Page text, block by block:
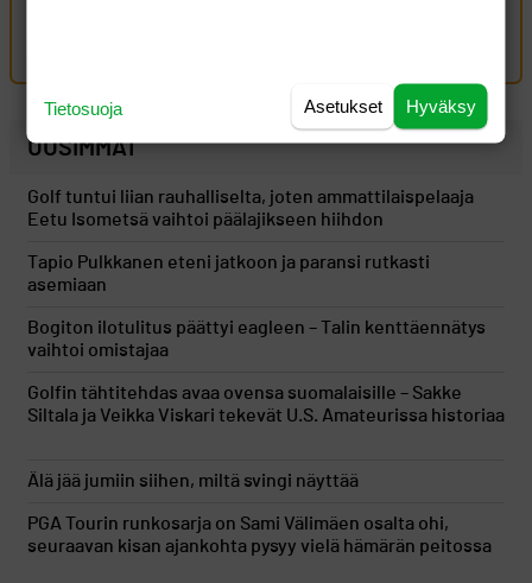
Oma kommentti
UUSIMMAT
Golf tuntui liian rauhalliselta, joten ammattilaispelaaja
Eetu Isometsä vaihtoi päälajikseen hiihdon
Tapio Pulkkanen eteni jatkoon ja paransi rutkasti
asemiaan
Bogiton ilotulitus päättyi eagleen – Talin kenttäennätys
vaihtoi omistajaa
Golfin tähtitehdas avaa ovensa suomalaisille – Sakke
Siltala ja Veikka Viskari tekevät U.S. Amateurissa historiaa
Älä jää jumiin siihen, miltä svingi näyttää
PGA Tourin runkosarja on Sami Välimäen osalta ohi,
seuraavan kisan ajankohta pysyy vielä hämärän peitossa
Hyväksy
Asetukset
Tietosuoja